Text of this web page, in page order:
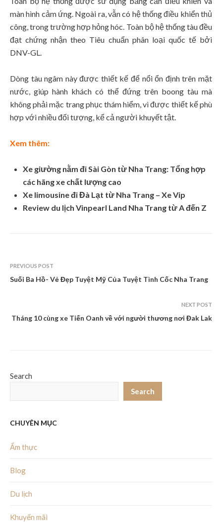
màn hình cảm ứng. Ngoài ra, vẫn có hệ thống điều khiển thủ
công, trong trường hợp hỏng hóc. Toàn bộ hệ thống tàu đều
đạt chứng nhận theo Tiêu chuẩn phân loại quốc tế bởi
DNV-GL.
Dòng tàu ngâm này được thiết kế để nổi ổn định trên mặt
nước, giúp hành khách có thể đứng trên boong tàu mà
không phải mặc trang phục thám hiểm, vì được thiết kế phù
hợp với nhiều đối tượng, kể cả người khuyết tật.
Xem thêm:
Xe giường nằm đi Sài Gòn từ Nha Trang: Tổng hợp
các hãng xe chất lượng cao
Xe limousine đi Đà Lạt từ Nha Trang – Xe Vip
Review du lịch Vinpearl Land Nha Trang từ A đến Z
PREVIOUS POST
Suối Ba Hồ- Vẻ Đẹp Tuyệt Mỹ Của Tuyệt Tình Cốc Nha Trang
NEXT POST
Tháng 10 cùng xe Tiến Oanh về với người thương nơi Đak Lak
Search
Search
CHUYÊN MỤC
Ẩm thực
Blog
Du lịch
Khuyến mãi